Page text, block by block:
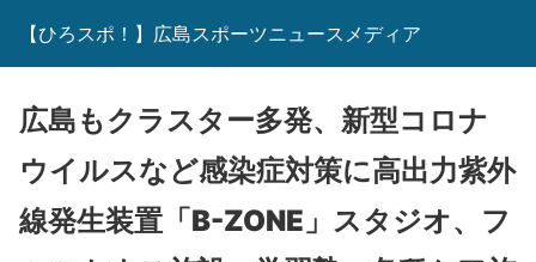
【ひろスポ！】広島スポーツニュースメディア
広島もクラスター多発、新型コロナ
ウイルスなど感染症対策に高出力紫外
線発生装置「B-ZONE」スタジオ、フ